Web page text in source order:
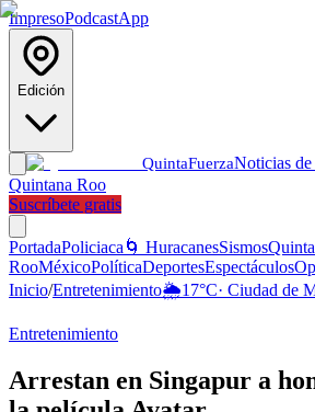
ImpresoPodcastApp
Edición
QuintaFuerzaNoticias
Quintana Roo
Suscríbete gratis
PortadaPoliciaca 🌀 HuracanesSismos
RooMéxicoPolíticaDeportesEspectáculos
Inicio/Entretenimiento🌦️17°C· Ciudad de
Entretenimiento
Arrestan en Singapur a